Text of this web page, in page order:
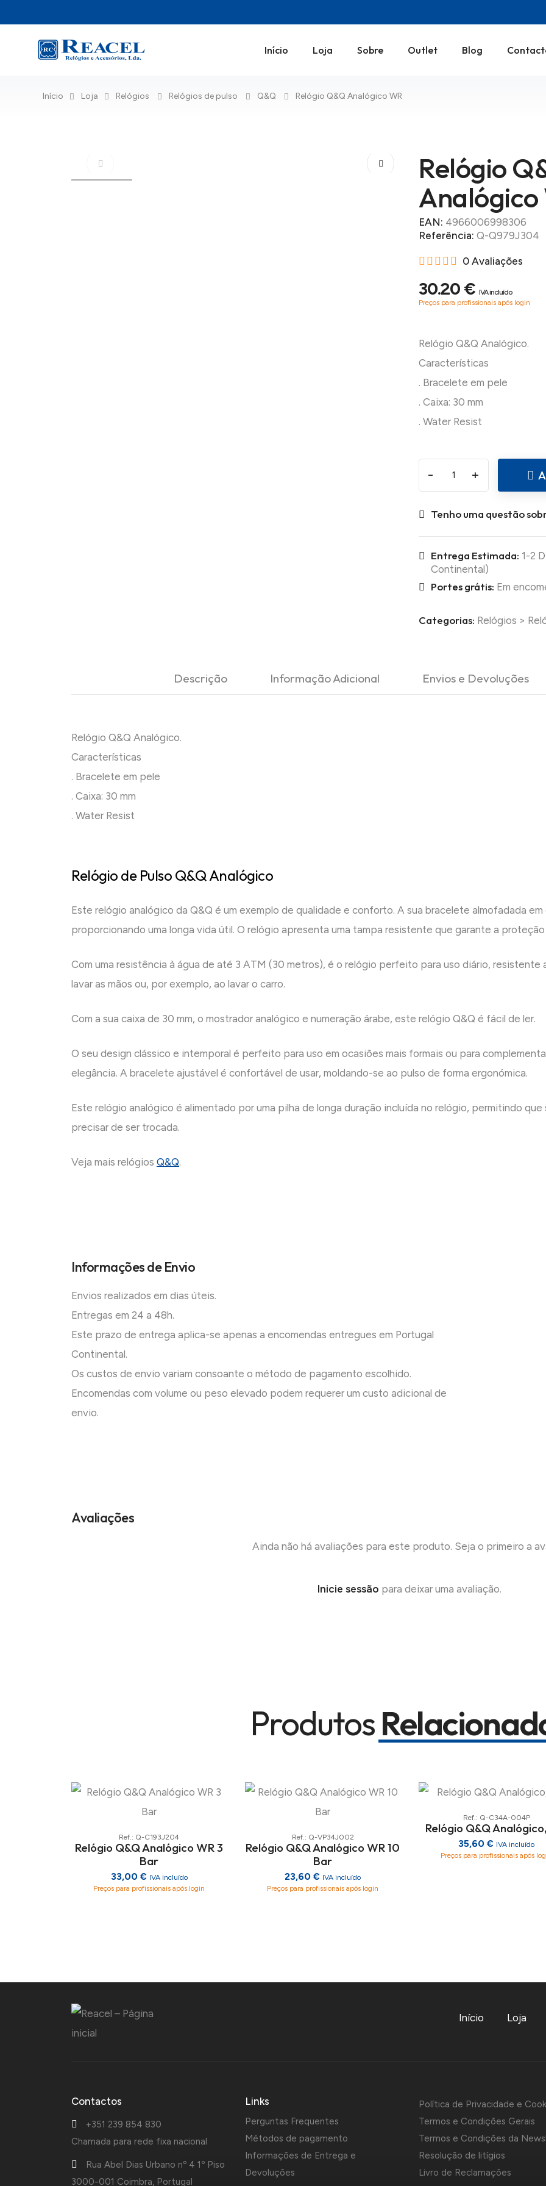
Início Loja Sobre Outlet Blog
Início Loja Relógios Relógios de pulso Q&Q Relógio Q&Q Analógico WR
Relógio
Analógico
EAN: 4966006998306
Referência: Q-Q979J304
0 Avaliações
30.20 € IVA incluído
Preços para profissionais após login
Relógio Q&Q Analógico.
Características
. Bracelete em pele
. Caixa: 30 mm
- +
Tenho uma questão
Entrega Estimada: 1-2
Continental)
Portes grátis: Em
Categorias: Relógios >
Descrição Informação Adicional Envios e Devoluções
Relógio Q&Q Analógico.
Características
. Bracelete em pele
. Caixa: 30 mm
. Water Resist
Relógio de Pulso Q&Q Analógico
Este relógio analógico da Q&Q é um exemplo de qualidade e conforto. A sua bracelete almofadada
proporcionando uma longa vida útil. O relógio apresenta uma tampa resistente que garante a
Com uma resistência à água de até 3 ATM (30 metros), é o relógio perfeito para uso diário, resistente
lavar as mãos ou, por exemplo, ao lavar o carro.
Com a sua caixa de 30 mm, o mostrador analógico e numeração árabe, este relógio Q&Q é fácil de ler.
O seu design clássico e intemporal é perfeito para uso em ocasiões mais formais ou para
elegância. A bracelete ajustável é confortável de usar, moldando-se ao pulso de forma ergonómica.
Este relógio analógico é alimentado por uma pilha de longa duração incluída no relógio, permitindo
precisar de ser trocada.
Veja mais relógios Q&Q.
Informações de Envio
Envios realizados em dias úteis.
Entregas em 24 a 48h.
Este prazo de entrega aplica-se apenas a encomendas entregues em Portugal
Continental.
Os custos de envio variam consoante o método de pagamento escolhido.
Encomendas com volume ou peso elevado podem requerer um custo adicional de
envio.
Avaliações
Ainda não há avaliações para este produto. Seja o primeiro a
Inicie sessão para deixar uma avaliação.
Produtos
Ref.: Q-C193J204
Relógio Q&Q Analógico WR 3
Bar
33,00 € IVA incluído
Preços para profissionais após login
Ref.: Q-VP34J002
Relógio Q&Q Analógico WR 10
Bar
23,60 € IVA incluído
Preços para profissionais após login
Ref.: Q-C34A-004P
Relógio Q&Q
35,60 € IVA incluído
Preços para profissionais após
Início Loja
Contactos
+351 239 854 830
Chamada para rede fixa nacional
Rua Abel Dias Urbano nº 4 1º Piso
3000-001 Coimbra, Portugal
Links
Perguntas Frequentes
Métodos de pagamento
Informações de Entrega e
Devoluções
Política de Privacidade e
Termos e Condições Gerais
Termos e Condições da
Resolução de litígios
Livro de Reclamações